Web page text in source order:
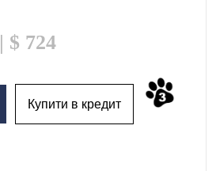
| $ 724
Купити в кредит